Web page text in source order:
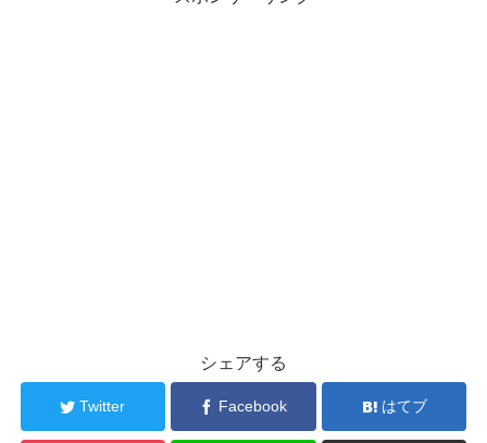
シェアする
Twitter Facebook はてブ